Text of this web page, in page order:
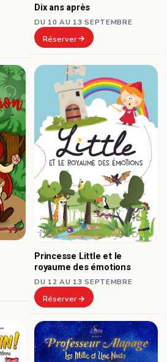
Dix ans après
DU 10 AU 13 SEPTEMBRE
Réserver
Princesse Little et le
royaume des émotions
DU 12 AU 13 SEPTEMBRE
Réserver